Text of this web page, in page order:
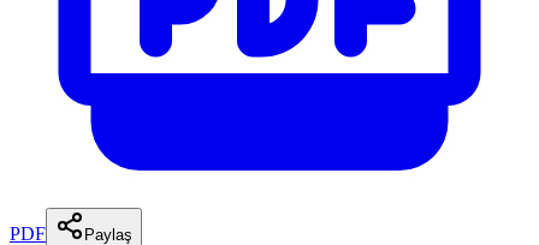
PDF Paylaş